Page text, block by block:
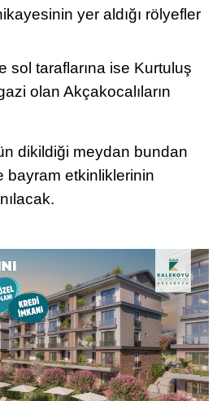
yer aldığı rölyefler
sol taraflarına ise Kurtuluş
olan Akçakocalıların
dikildiği meydan bundan
bayram etkinliklerinin